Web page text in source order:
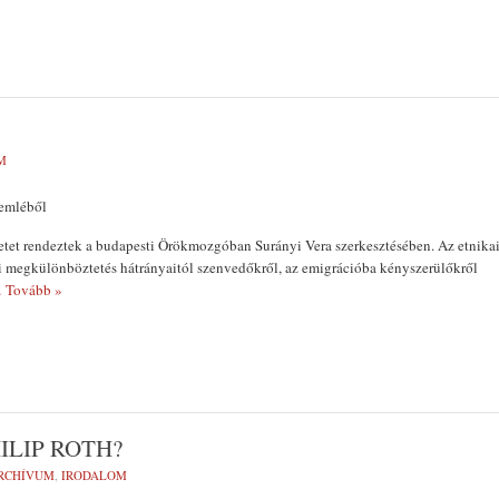
rendeztek a budapesti Örökmozgóban Surányi Vera szerkesztésében. Az etnikai
hátrányaitól szenvedőkről, az emigrációba kényszerülőkről
»
ROTH?
, IRODALOM